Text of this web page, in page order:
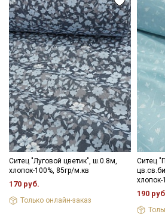
- сушить в подвешенном и
- гладить с изнаночной стороны.
Цветопередача (тон) может
цвета ткани в зависимости от
зависимости от партии.
Ситец "Луговой цветик", ш.0.8м,
хлопок-100%, 85гр/м.кв
170 руб.
Только онлайн-заказ
Ситец
хлопок-
190
Электронная почта
Подписаться
Ознакомлен(а) сПолитикой
данныхи даюСогласие на
данных
ДаюСогласие на получение
информационных рассылок